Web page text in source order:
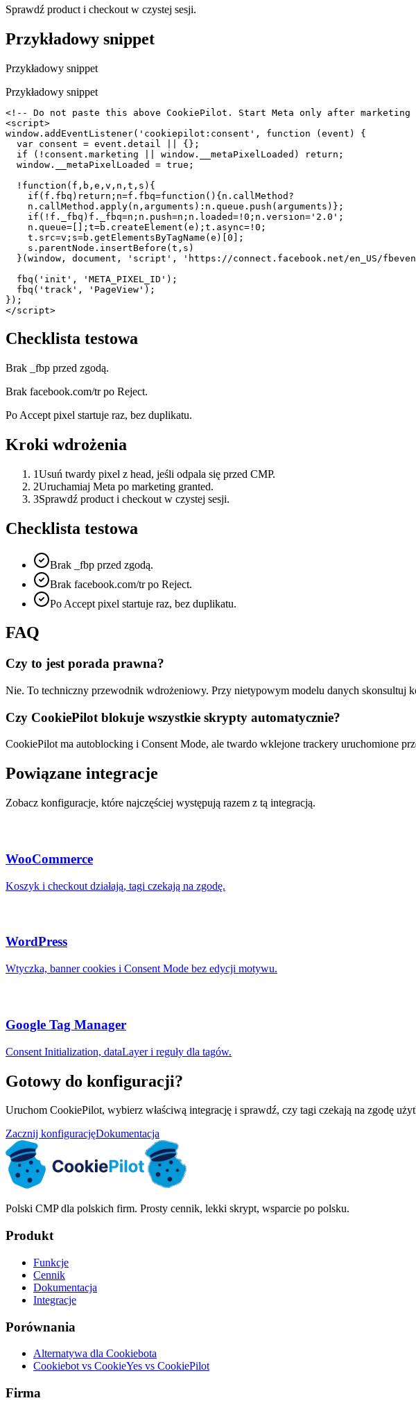
Sprawdź product i checkout w czystej sesji.
Przykładowy snippet
Przykładowy snippet
Przykładowy snippet
<!-- Do not paste this above CookiePilot. Start Meta only after marketing
<script>
window.addEventListener('cookiepilot:consent', function (event) {
  var consent = event.detail || {};
  if (!consent.marketing || window.__metaPixelLoaded) return;
  window.__metaPixelLoaded = true;
  !function(f,b,e,v,n,t,s){
    if(f.fbq)return;n=f.fbq=function(){n.callMethod?
    n.callMethod.apply(n,arguments):n.queue.push(arguments)};
    if(!f._fbq)f._fbq=n;n.push=n;n.loaded=!0;n.version='2.0';
    n.queue=[];t=b.createElement(e);t.async=!0;
    t.src=v;s=b.getElementsByTagName(e)[0];
    s.parentNode.insertBefore(t,s)
}(window, document, 'script', 'https://connect.facebook.net/en_US/
  fbq('init', 'META_PIXEL_ID');
  fbq('track', 'PageView');
});
</script>
Checklista testowa
Brak _fbp przed zgodą.
Brak facebook.com/tr po Reject.
Po Accept pixel startuje raz, bez duplikatu.
Kroki wdrożenia
1Usuń twardy pixel z head, jeśli odpala się przed CMP.
2Uruchamiaj Meta po marketing granted.
3Sprawdź product i checkout w czystej sesji.
Checklista testowa
Brak _fbp przed zgodą.
Brak facebook.com/tr po Reject.
Po Accept pixel startuje raz, bez duplikatu.
FAQ
Czy to jest porada prawna?
Nie. To techniczny przewodnik wdrożeniowy. Przy nietypowym modelu danych skonsultuj
Czy CookiePilot blokuje wszystkie skrypty automatycznie?
CookiePilot ma autoblocking i Consent Mode, ale twardo wklejone trackery uruchomione
Powiązane integracje
Zobacz konfiguracje, które najczęściej występują razem z tą integracją.
WooCommerce
Koszyk i checkout działają, tagi czekają na zgodę.
WordPress
Wtyczka, banner cookies i Consent Mode bez edycji motywu.
Google Tag Manager
Consent Initialization, dataLayer i reguły dla tagów.
Gotowy do konfiguracji?
Uruchom CookiePilot, wybierz właściwą integrację i sprawdź, czy tagi czekają na zgodę
Zacznij konfiguracjęDokumentacja
Polski CMP dla polskich firm. Prosty cennik, lekki skrypt, wsparcie po polsku.
Produkt
Funkcje
Cennik
Dokumentacja
Integracje
Porównania
Alternatywa dla Cookiebota
Cookiebot vs CookieYes vs CookiePilot
Firma